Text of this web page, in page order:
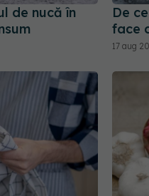
de nucă în
De
face
17 aug